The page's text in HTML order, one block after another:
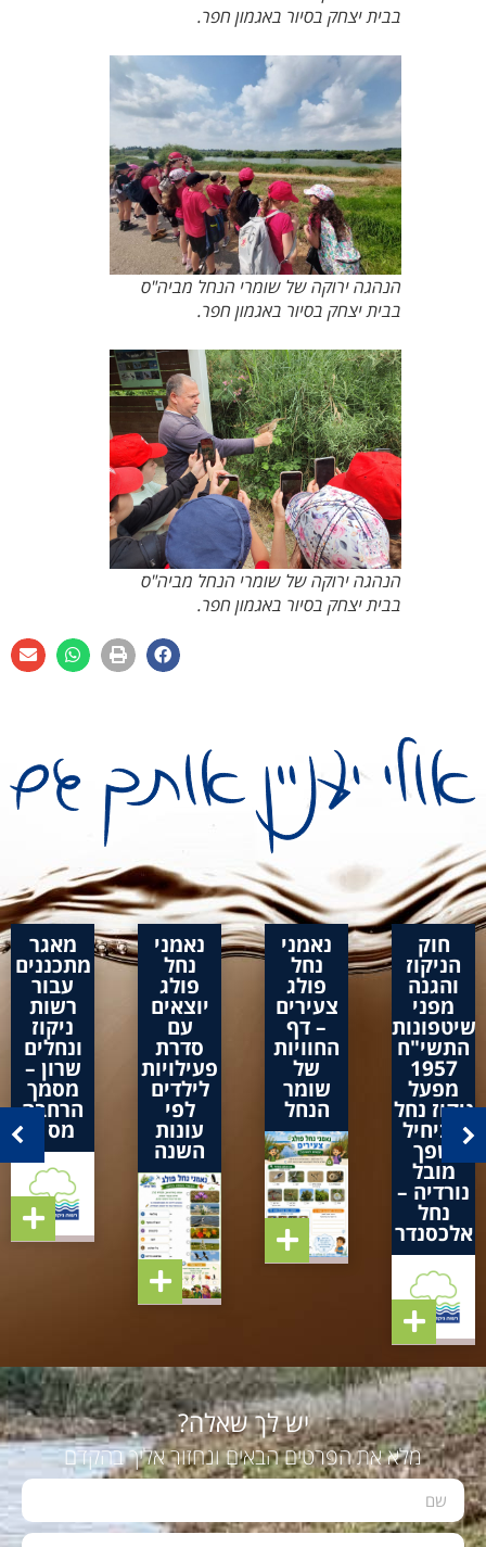
בבית יצחק בסיור באגמון חפר.
הנהגה ירוקה של שומרי הנחל מביה"ס
בבית יצחק בסיור באגמון חפר.
הנהגה ירוקה של שומרי הנחל מביה"ס
בבית יצחק בסיור באגמון חפר.
חוק
הניקוז
והגנה
מפני
שיטפונות
התשי"ח
1957
מפעל
ניקוז נחל
אביחיל
שפך
מובל
נורדיה –
נחל
אלכסנדר
נאמני
נחל
פולג
צעירים
– דף
החוויות
של
שומר
הנחל
נאמני
נחל
פולג
יוצאים
עם
סדרת
פעילויות
לילדים
לפי
עונות
השנה
מאגר
מתכננים
עבור
רשות
ניקוז
ונחלים
שרון –
מסמך
הרחבה
מס 1
יש לך שאלה?
מלא את הפרטים הבאים ונחזור אליך בהקדם